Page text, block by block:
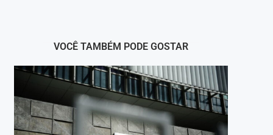
VOCÊ TAMBÉM PODE GOSTAR